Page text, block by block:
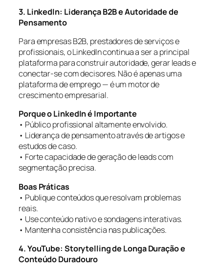
3. LinkedIn: Liderança B2B e Autoridade de
Pensamento
Para empresas B2B, prestadores de serviços e
profissionais, o LinkedIn continua a ser a principal
plataforma para construir autoridade, gerar leads e
conectar-se com decisores. Não é apenas uma
plataforma de emprego — é um motor de
crescimento empresarial.
Porque o LinkedIn é Importante
• Público profissional altamente envolvido.
• Liderança de pensamento através de artigos e
estudos de caso.
• Forte capacidade de geração de leads com
segmentação precisa.
Boas Práticas
• Publique conteúdos que resolvam problemas
reais.
• Use conteúdo nativo e sondagens interativas.
• Mantenha consistência nas publicações.
4. YouTube: Storytelling de Longa Duração e
Conteúdo Duradouro